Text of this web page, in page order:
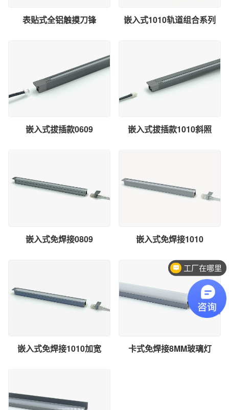
表贴式全铝触摸刀锋 嵌入式1010轨道组合系列
嵌入式拔插款0609 嵌入式拔插款1010斜照
嵌入式免焊接0809 嵌入式免焊接1010
嵌入式免焊接1010加宽 卡式免焊接8MM玻璃灯
工厂在哪里